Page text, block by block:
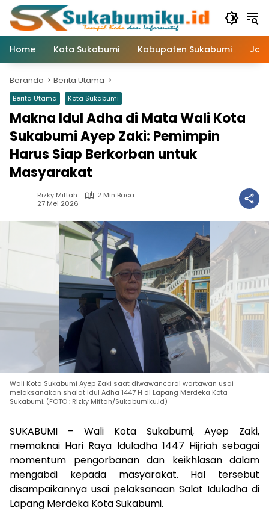
Langsung
konten
Home
Kota Sukabumi Kabupaten Sukabumi
Beranda Berita Utama
Berita Utama Kota Sukabumi
Makna Idul Adha di Mata Wali Kota
Sukabumi Ayep Zaki: Pemimpin
Harus Siap Berkorban untuk
Masyarakat
Rizky Miftah
2 Min Baca
27 Mei 2026
Wali Kota Sukabumi Ayep Zaki saat diwawancarai wartawan usai
melaksanakan shalat Idul Adha 1447 H di Lapang Merdeka Kota
Sukabumi. (FOTO : Rizky Miftah/Sukabumiku.id)
SUKABUMI – Wali Kota Sukabumi, Ayep Zaki,
memaknai Hari Raya Iduladha 1447 Hijriah sebagai
momentum pengorbanan dan keikhlasan dalam
mengabdi kepada masyarakat. Hal tersebut
disampaikannya usai pelaksanaan Salat Iduladha di
Lapang Merdeka Kota Sukabumi.